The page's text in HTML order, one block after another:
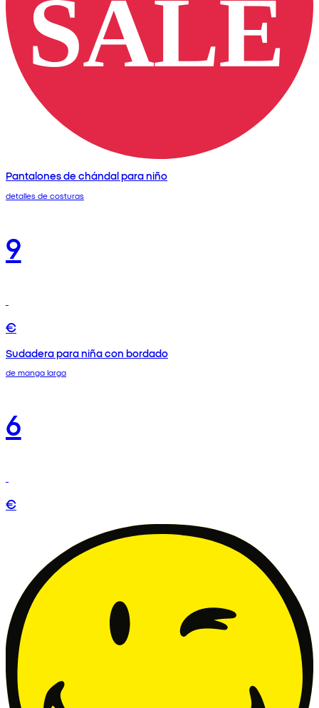
Pantalones de chándal para niño
detalles de costuras
9
€
Sudadera para niña con bordado
de manga larga
6
€